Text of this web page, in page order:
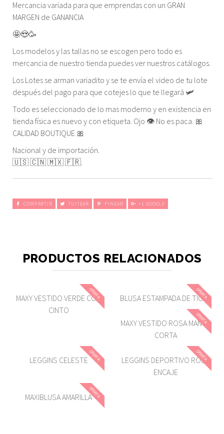
Mercancia variada para que emprendas con un GRAN
MARGEN de GANANCIA
🤩😍🥳
Los modelos y las tallas no se escogen pero todo es
mercancia de nuestro tienda puedes ver nuestros catálogos.
Los Lotes se arman variadito y se te envía el video de tu lote
después del pago para que cotejes lo que te llegará 🛩
Todo es seleccionado de lo mas moderno y en existencia en
tienda física es nuevo y con etiqueta. Ojo 👁 No es paca. 🎀
CALIDAD BOUTIQUE 🎀
Nacional y de importación.
🇺🇸 🇨🇳 🇲🇽 🇫🇷.
COMPARTIR TUITEAR PINEAR +1 GOOGLE
PRODUCTOS RELACIONADOS
OFERTA
MAXY VESTIDO VERDE CON
CINTO
OFERTA
BLUSA ESTAMPADA DE TIGRE
OFERTA
MAXY VESTIDO ROSA MANGA
CORTA
OFERTA
LEGGINS CELESTE OFERTA
LEGGINS DEPORTIVO ROSA
ENCAJE
OFERTA
MAXIBLUSA AMARILLA